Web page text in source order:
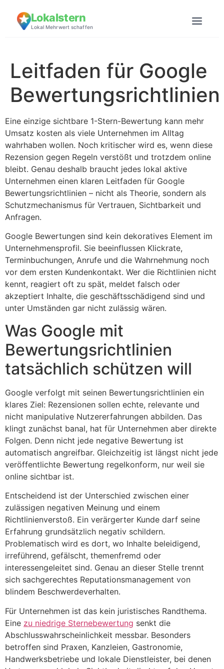
Lokalstern
Lokal Mehrwert schaffen
+49 1515 6913786
anfrage@lokal-stern.de
Leitfaden für Google
Bewertungsrichtlinien
Eine einzige sichtbare 1-Stern-Bewertung kann mehr
Umsatz kosten als viele Unternehmen im Alltag
wahrhaben wollen. Noch kritischer wird es, wenn diese
Rezension gegen Regeln verstößt und trotzdem online
bleibt. Genau deshalb braucht jedes lokal aktive
Unternehmen einen klaren Leitfaden für Google
Bewertungsrichtlinien – nicht als Theorie, sondern als
Schutzmechanismus für Vertrauen, Sichtbarkeit und
Anfragen.
Google Bewertungen sind kein dekoratives Element im
Unternehmensprofil. Sie beeinflussen Klickrate,
Terminbuchungen, Anrufe und die Wahrnehmung noch
vor dem ersten Kundenkontakt. Wer die Richtlinien nicht
kennt, reagiert oft zu spät, meldet falsch oder
akzeptiert Inhalte, die geschäftsschädigend sind und
unter Umständen gar nicht zulässig wären.
Was Google mit
Bewertungsrichtlinien
tatsächlich schützen will
Google verfolgt mit seinen Bewertungsrichtlinien ein
klares Ziel: Rezensionen sollen echte, relevante und
nicht manipulative Nutzererfahrungen abbilden. Das
klingt zunächst banal, hat für Unternehmen aber direkte
Folgen. Denn nicht jede negative Bewertung ist
automatisch angreifbar. Gleichzeitig ist längst nicht jede
veröffentlichte Bewertung regelkonform, nur weil sie
online sichtbar ist.
Entscheidend ist der Unterschied zwischen einer
zulässigen negativen Meinung und einem
Richtlinienverstoß. Ein verärgerter Kunde darf seine
Erfahrung grundsätzlich negativ schildern.
Problematisch wird es dort, wo Inhalte beleidigend,
irreführend, gefälscht, themenfremd oder
interessengeleitet sind. Genau an dieser Stelle trennt
sich sachgerechtes Reputationsmanagement von
blindem Beschwerdeverhalten.
Für Unternehmen ist das kein juristisches Randthema.
Eine zu niedrige Sternebewertung senkt die
Abschlusswahrscheinlichkeit messbar. Besonders
betroffen sind Praxen, Kanzleien, Gastronomie,
Handwerksbetriebe und lokale Dienstleister, bei denen